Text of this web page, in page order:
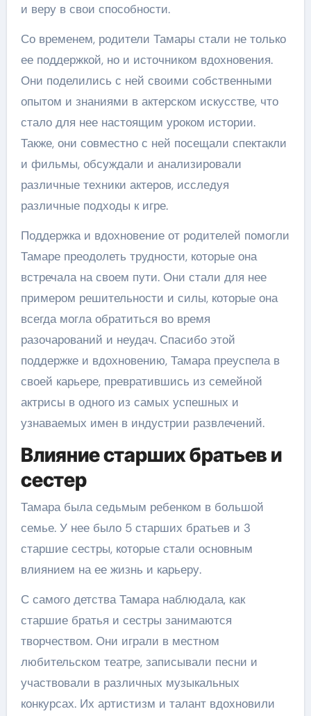
и веру в свои способности.
Со временем, родители Тамары стали не только
ее поддержкой, но и источником вдохновения.
Они поделились с ней своими собственными
опытом и знаниями в актерском искусстве, что
стало для нее настоящим уроком истории.
Также, они совместно с ней посещали спектакли
и фильмы, обсуждали и анализировали
различные техники актеров, исследуя
различные подходы к игре.
Поддержка и вдохновение от родителей помогли
Тамаре преодолеть трудности, которые она
встречала на своем пути. Они стали для нее
примером решительности и силы, которые она
всегда могла обратиться во время
разочарований и неудач. Спасибо этой
поддержке и вдохновению, Тамара преуспела в
своей карьере, превратившись из семейной
актрисы в одного из самых успешных и
узнаваемых имен в индустрии развлечений.
Влияние старших братьев и
сестер
Тамара была седьмым ребенком в большой
семье. У нее было 5 старших братьев и 3
старшие сестры, которые стали основным
влиянием на ее жизнь и карьеру.
С самого детства Тамара наблюдала, как
старшие братья и сестры занимаются
творчеством. Они играли в местном
любительском театре, записывали песни и
участвовали в различных музыкальных
конкурсах. Их артистизм и талант вдохновили